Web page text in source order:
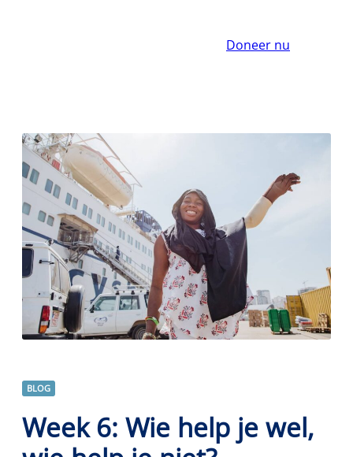
Doneer nu
BLOG
Week 6: Wie help je wel,